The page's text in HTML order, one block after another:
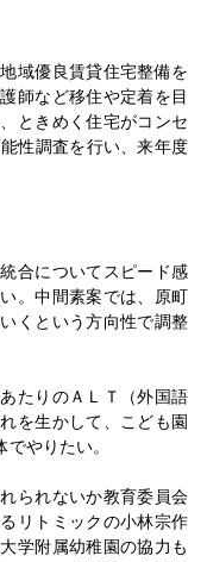
に推進／山口 亜希
新ルールを丁寧に
転換／大塚生一・
ル整備など／土佐
域優良賃貸住宅整備を
師など移住や定着を目
ときめく住宅がコンセ
性調査を行い、来年度
合についてスピード感
。中間素案では、原町
くという方向性で調整
たりのＡＬＴ（外国語
を生かして、こども園
やりたい。
られないか教育委員会
リトミックの小林宗作
学附属幼稚園の協力も